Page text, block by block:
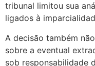
tribunal limitou sua
ligados à
A decisão também
sobre a eventual
sob responsabilidade